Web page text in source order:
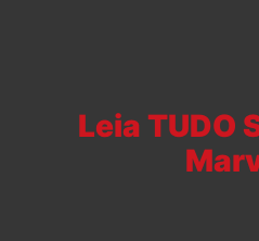
Leia TUDO